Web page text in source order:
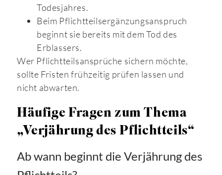
Todesjahres.
Beim Pflichtteilsergänzungsanspruch
beginnt sie bereits mit dem Tod des
Erblassers.
Wer Pflichtteilsansprüche sichern möchte,
sollte Fristen frühzeitig prüfen lassen und
nicht abwarten.
Häufige Fragen zum Thema
„Verjährung des Pflichtteils“
Ab wann beginnt die Verjährung des